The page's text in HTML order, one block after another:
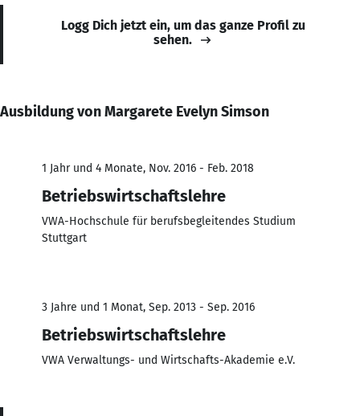
Logg Dich jetzt ein, um das ganze Profil zu
sehen.
Ausbildung von Margarete Evelyn Simson
1 Jahr und 4 Monate, Nov. 2016 - Feb. 2018
Betriebswirtschaftslehre
VWA-Hochschule für berufsbegleitendes Studium
Stuttgart
3 Jahre und 1 Monat, Sep. 2013 - Sep. 2016
Betriebswirtschaftslehre
VWA Verwaltungs- und Wirtschafts-Akademie e.V.